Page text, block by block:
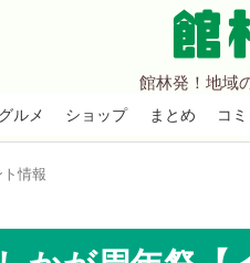
館
館林発！地域
グルメ ショップ まとめ コ
ト情報